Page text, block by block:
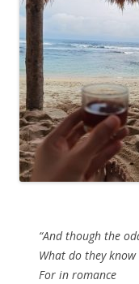
“And though the
What do they know
For in romance